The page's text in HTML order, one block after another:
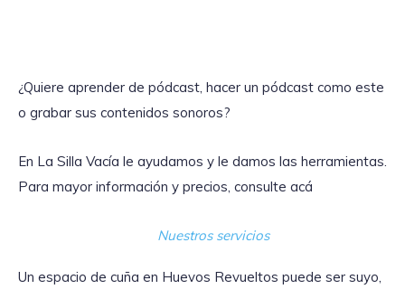
¿Quiere aprender de pódcast, hacer un pódcast como este
o grabar sus contenidos sonoros?
En La Silla Vacía le ayudamos y le damos las herramientas.
Para mayor información y precios, consulte acá
Nuestros servicios
Un espacio de cuña en Huevos Revueltos puede ser suyo,